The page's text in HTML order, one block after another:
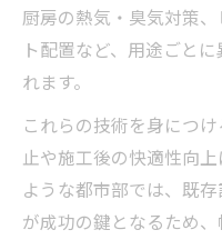
厨房の熱気・臭気対策
ト配置など、用途ごと
れます。
これらの技術を身につ
止や施工後の快適性向
ような都市部では、既
が成功の鍵となるため